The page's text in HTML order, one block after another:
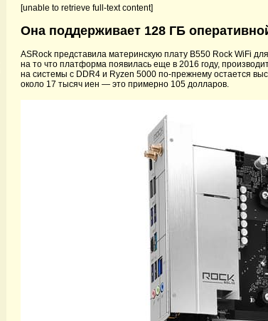
[unable to retrieve full-text content]
Она поддерживает 128 ГБ
ASRock представила материнскую плату B550 Rock WiFi
на то что платформа появилась еще в 2016 году,
на системы с DDR4 и Ryzen 5000 по-прежнему остается
около 17 тысяч иен — это примерно 105 долларов.